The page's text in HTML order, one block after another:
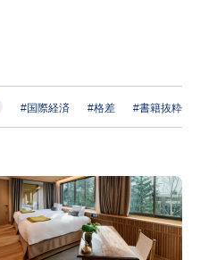
#国際経済 #格差 #書籍抜粋